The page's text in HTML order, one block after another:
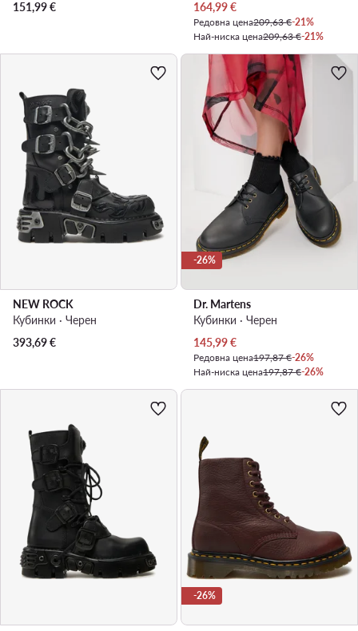
151,99€
Актуална цена
164,99€
Редовна цена209,63 €-21%
Най-ниска цена209,63 €-21%
NEW ROCK
Кубинки · Черен
393,69€
-26%
Dr. Martens
Кубинки · Черен
Актуална цена
145,99€
Редовна цена197,87 €-26%
Най-ниска цена197,87 €-26%
-26%